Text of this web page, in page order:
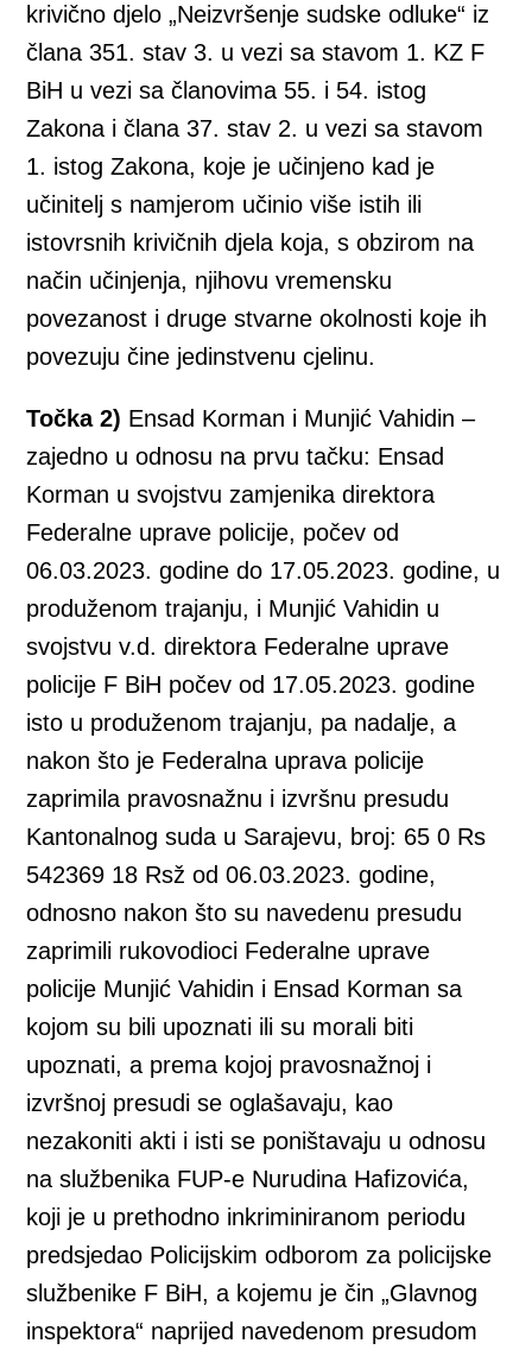
krivično djelo „Neizvršenje sudske odluke“ iz
člana 351. stav 3. u vezi sa stavom 1. KZ F
BiH u vezi sa članovima 55. i 54. istog
Zakona i člana 37. stav 2. u vezi sa stavom
1. istog Zakona, koje je učinjeno kad je
učinitelj s namjerom učinio više istih ili
istovrsnih krivičnih djela koja, s obzirom na
način učinjenja, njihovu vremensku
povezanost i druge stvarne okolnosti koje ih
povezuju čine jedinstvenu cjelinu.
Točka 2) Ensad Korman i Munjić Vahidin –
zajedno u odnosu na prvu tačku: Ensad
Korman u svojstvu zamjenika direktora
Federalne uprave policije, počev od
06.03.2023. godine do 17.05.2023. godine, u
produženom trajanju, i Munjić Vahidin u
svojstvu v.d. direktora Federalne uprave
policije F BiH počev od 17.05.2023. godine
isto u produženom trajanju, pa nadalje, a
nakon što je Federalna uprava policije
zaprimila pravosnažnu i izvršnu presudu
Kantonalnog suda u Sarajevu, broj: 65 0 Rs
542369 18 Rsž od 06.03.2023. godine,
odnosno nakon što su navedenu presudu
zaprimili rukovodioci Federalne uprave
policije Munjić Vahidin i Ensad Korman sa
kojom su bili upoznati ili su morali biti
upoznati, a prema kojoj pravosnažnoj i
izvršnoj presudi se oglašavaju, kao
nezakoniti akti i isti se poništavaju u odnosu
na službenika FUP-e Nurudina Hafizovića,
koji je u prethodno inkriminiranom periodu
predsjedao Policijskim odborom za policijske
službenike F BiH, a kojemu je čin „Glavnog
inspektora“ naprijed navedenom presudom